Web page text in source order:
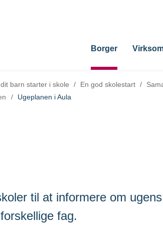
Borger
barn starter i skole / En god skolestart /
/ Ugeplanen i Aula
til at informere om ugens
fag.